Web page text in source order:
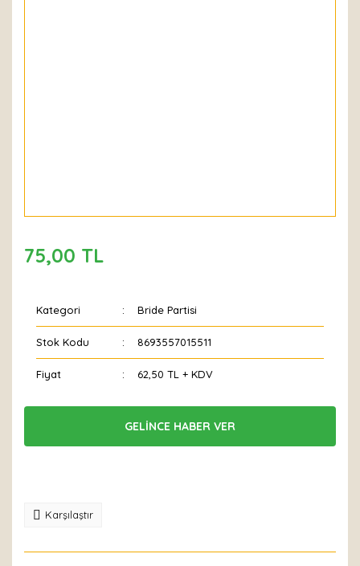
75,00 TL
Kategori Bride Partisi
Stok Kodu 8693557015511
Fiyat 62,50 TL + KDV
GELİNCE HABER VER
Karşılaştır